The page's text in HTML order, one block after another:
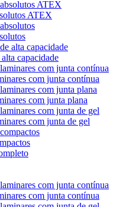
ATEX
capacidade
com junta contínua
com junta plana
com junta de gel
com junta contínua